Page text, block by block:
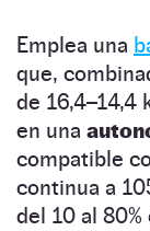
Emplea una
que,
de 16,4–14,4
en una
compatible
continua a
del 10 al